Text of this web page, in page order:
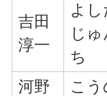
吉田
淳一
よし
じ
ち
河野
こう